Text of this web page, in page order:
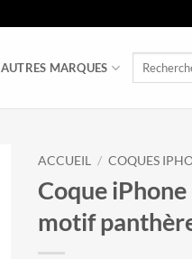
AUTRES MARQUES
Recherche
ACCUEIL / COQUES
Coque
motif